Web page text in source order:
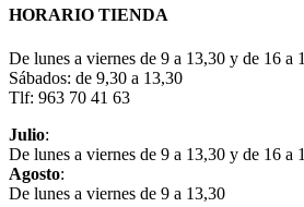
HORARIO TIENDA
De lunes a viernes de 9 a 13,30 y de 16 a
Sábados: de 9,30 a 13,30
Tlf: 963 70 41 63
Julio:
De lunes a viernes de 9 a 13,30 y de 16 a
Agosto:
De lunes a viernes de 9 a 13,30